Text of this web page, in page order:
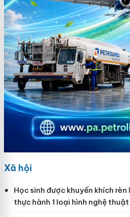
Xã hội
Học sinh được khuyến khích
thực hành 1 loại hình nghệ thuật